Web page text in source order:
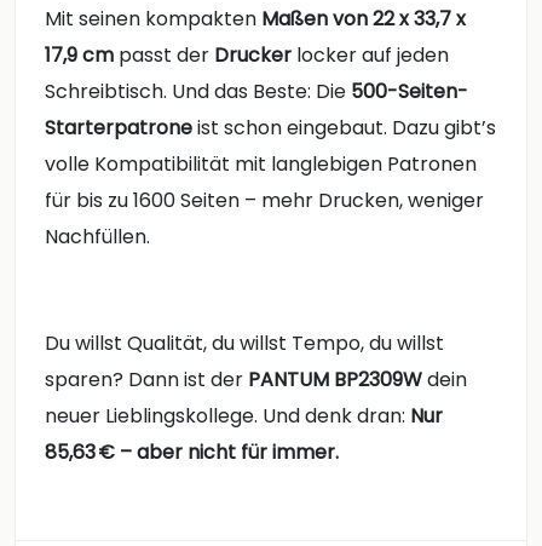
Mit seinen kompakten Maßen von 22 x 33,7 x
17,9 cm passt der Drucker locker auf jeden
Schreibtisch. Und das Beste: Die 500-Seiten-
Starterpatroneist schon eingebaut. Dazu gibt’s
volle Kompatibilität mit langlebigen Patronen
für bis zu 1600 Seiten – mehr Drucken, weniger
Nachfüllen.
Du willst Qualität, du willst Tempo, du willst
sparen? Dann ist der PANTUM BP2309Wdein
neuer Lieblingskollege. Und denk dran: Nur
85,63 € – aber nicht für immer.